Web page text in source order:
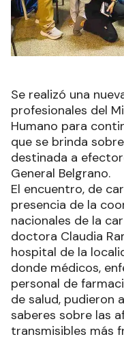
Se realizó una
profesionales del
Humano para
que se brinda
destinada a
General Belgrano.
El encuentro, de
presencia de la
nacionales de la
doctora Claudia
hospital de la
donde médicos,
personal de
de salud, pudieron
saberes sobre las
transmisibles más